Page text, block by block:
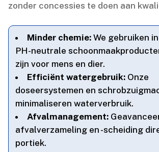
zonder concessies te doen aan
Minder chemie: We gebruiken
PH-neutrale
zijn voor mens en dier.​
Efficiënt watergebruik: Onze
doseersystemen en
minimaliseren waterverbruik.​
Afvalmanagement:
afvalverzameling en -scheiding
portiek.​